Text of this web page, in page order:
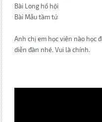
Bài Long hổ hội
Bài Mẫu tầm tử
Anh chị em học viên nào học
diễn đàn nhé. Vui là chính.